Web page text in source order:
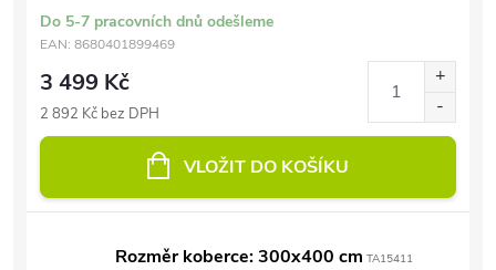
Do 5-7 pracovních dnů odešleme
EAN: 8680401899469
3 499 Kč
2 892 Kč bez DPH
VLOŽIT DO KOŠÍKU
Rozměr koberce: 300x400 cm TA15411